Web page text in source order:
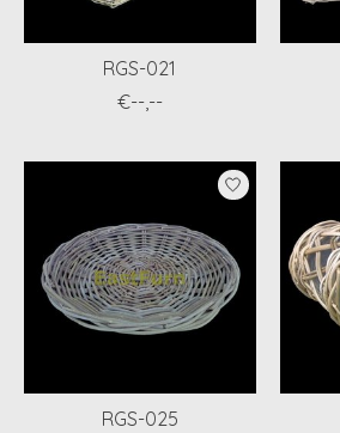
RGS-021
€--,--
RGS-025